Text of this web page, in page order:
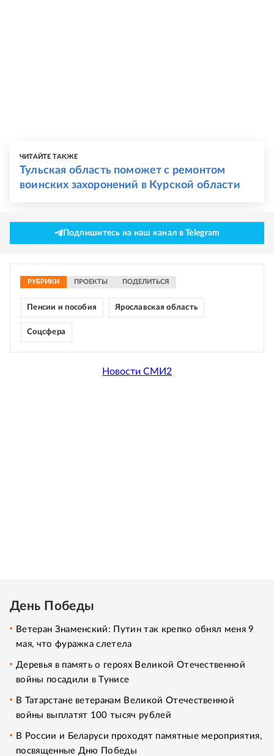
ЧИТАЙТЕ ТАКЖЕ
Тульская область поможет с ремонтом
воинских захоронений в Курской области
Подпишитесь на наш канал в Telegram
РУБРИКИ ПРОЕКТЫ ПОДЕЛИТЬСЯ
Пенсии и пособия Ярославская область
Соцсфера
Новости СМИ2
День Победы
Ветеран Знаменский: Путин так крепко обнял меня 9
мая, что фуражка слетела
Деревья в память о героях Великой Отечественной
войны посадили в Тунисе
В Татарстане ветеранам Великой Отечественной
войны выплатят 100 тысяч рублей
В России и Беларуси проходят памятные мероприятия,
посвященные Дню Победы